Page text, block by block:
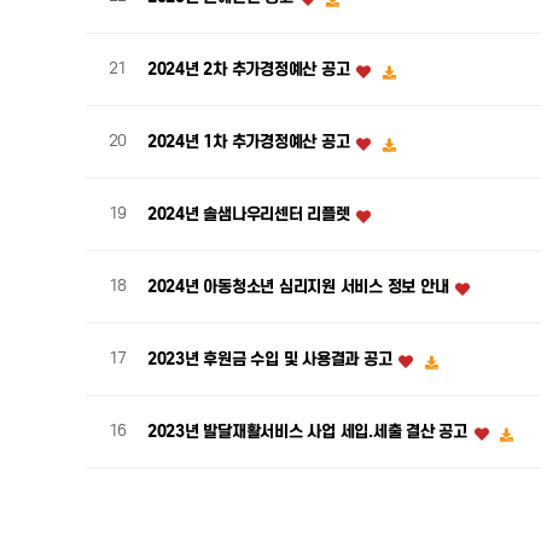
21 2024년 2차 추가경정예산 공고
20 2024년 1차 추가경정예산 공고
19 2024년 솔샘나우리센터 리플렛
18 2024년 아동청소년 심리지원 서비스 정보 안내
17 2023년 후원금 수입 및 사용결과 공고
16 2023년 발달재활서비스 사업 세입.세출 결산 공고